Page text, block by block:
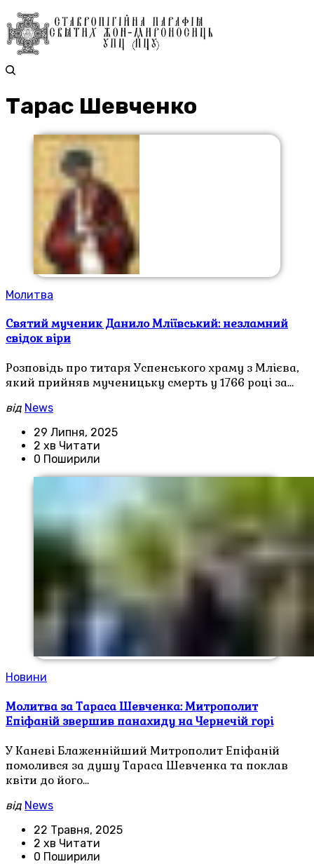
Тарас Шевченко
Молитва
Святий мученик Данило Млiївський: незламний
свiдок вiри
Розповiдь про титаря Успенського храму з Млiєва,
який прийняв мученицьку смерть у 1766 роцi за…
від News
29 Липня, 2025
2 хв Читати
0 Поширили
Новини
Молитва за Тараса Шевченка: Митрополит
Епіфаній звершив панахиду на Чернечій горі
У Каневі Блаженнійший Митрополит Епіфаній
помолився за душу Тараса Шевченка та поклав
квіти до його…
від News
22 Травня, 2025
2 хв Читати
0 Поширили